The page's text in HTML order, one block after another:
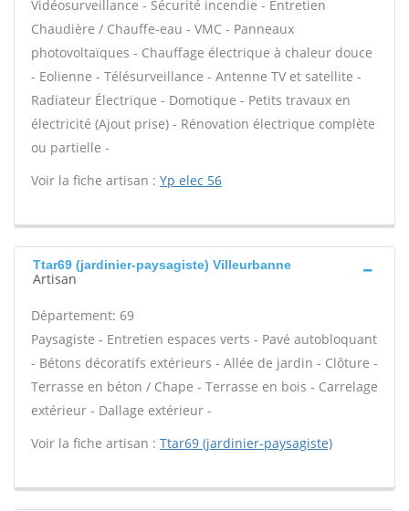
Vidéosurveillance - Sécurité incendie - Entretien
Chaudière / Chauffe-eau - VMC - Panneaux
photovoltaïques - Chauffage électrique à chaleur douce
- Eolienne - Télésurveillance - Antenne TV et satellite -
Radiateur Électrique - Domotique - Petits travaux en
électricité (Ajout prise) - Rénovation électrique complète
ou partielle -
Voir la fiche artisan : Yp elec 56
Ttar69 (jardinier-paysagiste) Villeurbanne
Artisan
Département: 69
Paysagiste - Entretien espaces verts - Pavé autobloquant
- Bétons décoratifs extérieurs - Allée de jardin - Clôture -
Terrasse en béton / Chape - Terrasse en bois - Carrelage
extérieur - Dallage extérieur -
Voir la fiche artisan : Ttar69 (jardinier-paysagiste)